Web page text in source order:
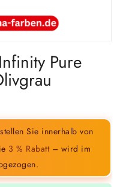
Pure
Sie innerhalb von
3 % Rabatt– wird im